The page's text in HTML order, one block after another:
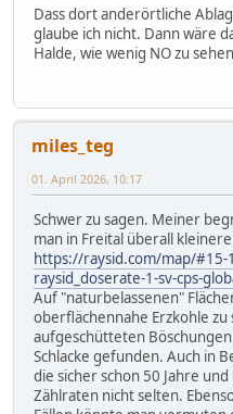
Dass dort anderörtliche
glaube ich nicht. Dann wäre
Halde, wie wenig NO zu
miles_teg
01. April 2026, 10:17
Schwer zu sagen. Meiner
man in Freital überall
https://raysid.com/map/
raysid_doserate-1-sv-cps-
Auf "naturbelassenen"
oberflächennahe Erzkohle zu
aufgeschütteten
Schlacke gefunden. Auch in
die sicher schon 50 Jahre
Zählraten nicht selten.